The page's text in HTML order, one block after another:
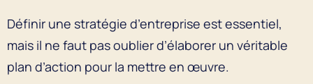
Définir une stratégie d’entreprise est essentiel,
mais il ne faut pas oublier d’élaborer un véritable
plan d’action pour la mettre en œuvre.